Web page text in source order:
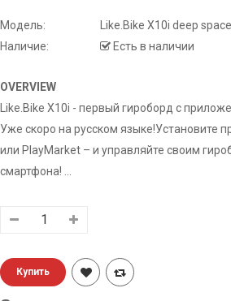
Модель:
Like.Bike X10i deep space
Наличие:
Есть в наличии
OVERVIEW
Like.Bike X10i - первый гироборд с
Уже скоро на русском языке!Установите
или PlayMarket – и управляйте своим
смартфона! ...